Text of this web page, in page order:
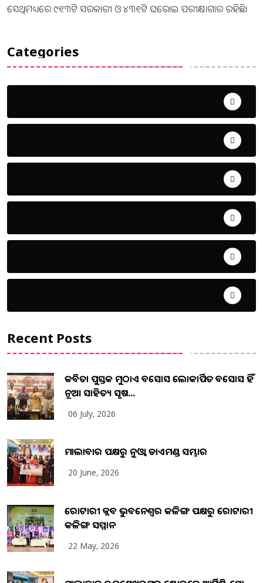
ସେଥିମଧ୍ୟରେ ୯୧୩ଟି ସରକାରୀ ଓ ୪୩୧ଟି ଘରୋଇ ପରୀକ୍ଷାଗାର ରହିଛି।
Categories
Recent Posts
କବିତା ପୁସ୍ତକ ମୁଠାଏ ଅବସୋସ ଲୋକାର୍ପିତ ଅବସୋସ ହିଁ
ନୂଆ ସାହିତ୍ୟ ସୃଷ...
06 July, 2026
ମାଲାବାର ପକ୍ଷରୁ ନୁଓ୍ବା ଡାଏମଣ୍ଡ ସମ୍ଭାର
20 June, 2026
ରୋଟାରୀ କ୍ଲବ ଭୁବନେଶ୍ୱର କଳିଙ୍ଗ ପକ୍ଷରୁ ରୋଟାରୀ
କଳିଙ୍ଗ ସମ୍ମାନ
22 May, 2026